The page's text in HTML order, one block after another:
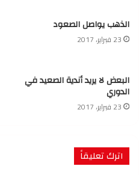
الذهب يواصل الصعود
23 فبراير، 2017
البعض لا يريد أندية الصعيد في
الدوري
23 فبراير، 2017
اترك تعليقاً